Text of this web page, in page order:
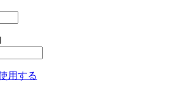
用する